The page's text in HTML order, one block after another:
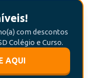
com descontos
Colégio e Curso.
AQUI